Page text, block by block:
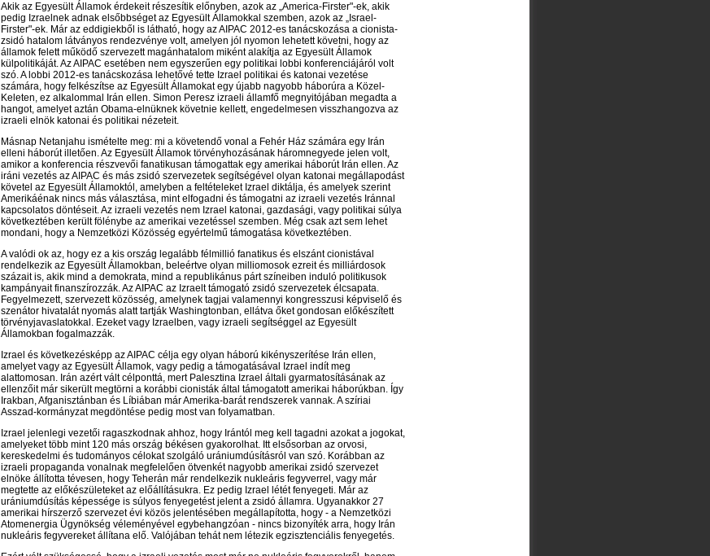
Akik az Egyesült Államok érdekeit részesítik előnyben, azok az „America-Firster"-ek, akik
pedig Izraelnek adnak elsőbbséget az Egyesült Államokkal szemben, azok az „Israel-
Firster"-ek. Már az eddigiekből is látható, hogy az AIPAC 2012-es tanácskozása a cionista-
zsidó hatalom látványos rendezvénye volt, amelyen jól nyomon lehetett követni, hogy az
államok felett működő szervezett magánhatalom miként alakítja az Egyesült Államok
külpolitikáját. Az AIPAC esetében nem egyszerűen egy politikai lobbi konferenciájáról volt
szó. A lobbi 2012-es tanácskozása lehetővé tette Izrael politikai és katonai vezetése
számára, hogy felkészítse az Egyesült Államokat egy újabb nagyobb háborúra a Közel-
Keleten, ez alkalommal Irán ellen. Simon Peresz izraeli államfő megnyitójában megadta a
hangot, amelyet aztán Obama-elnüknek követnie kellett, engedelmesen visszhangozva az
izraeli elnök katonai és politikai nézeteit.
Másnap Netanjahu ismételte meg: mi a követendő vonal a Fehér Ház számára egy Irán
elleni háborút illetően. Az Egyesült Államok törvényhozásának háromnegyede jelen volt,
amikor a konferencia részvevői fanatikusan támogattak egy amerikai háborút Irán ellen. Az
iráni vezetés az AIPAC és más zsidó szervezetek segítségével olyan katonai megállapodást
követel az Egyesült Államoktól, amelyben a feltételeket Izrael diktálja, és amelyek szerint
Amerikáénak nincs más választása, mint elfogadni és támogatni az izraeli vezetés Iránnal
kapcsolatos döntéseit. Az izraeli vezetés nem Izrael katonai, gazdasági, vagy politikai súlya
következtében került fölénybe az amerikai vezetéssel szemben. Még csak azt sem lehet
mondani, hogy a Nemzetközi Közösség egyértelmű támogatása következtében.
A valódi ok az, hogy ez a kis ország legalább félmillió fanatikus és elszánt cionistával
rendelkezik az Egyesült Államokban, beleértve olyan milliomosok ezreit és milliárdosok
százait is, akik mind a demokrata, mind a republikánus párt színeiben induló politikusok
kampányait finanszírozzák. Az AIPAC az Izraelt támogató zsidó szervezetek élcsapata.
Fegyelmezett, szervezett közösség, amelynek tagjai valamennyi kongresszusi képviselő és
szenátor hivatalát nyomás alatt tartják Washingtonban, ellátva őket gondosan előkészített
törvényjavaslatokkal. Ezeket vagy Izraelben, vagy izraeli segítséggel az Egyesült
Államokban fogalmazzák.
Izrael és következésképp az AIPAC célja egy olyan háború kikényszerítése Irán ellen,
amelyet vagy az Egyesült Államok, vagy pedig a támogatásával Izrael indít meg
alattomosan. Irán azért vált célponttá, mert Palesztina Izrael általi gyarmatosításának az
ellenzőit már sikerült megtörni a korábbi cionisták által támogatott amerikai háborúkban. Így
Irakban, Afganisztánban és Líbiában már Amerika-barát rendszerek vannak. A szíriai
Asszad-kormányzat megdöntése pedig most van folyamatban.
Izrael jelenlegi vezetői ragaszkodnak ahhoz, hogy Irántól meg kell tagadni azokat a jogokat,
amelyeket több mint 120 más ország békésen gyakorolhat. Itt elsősorban az orvosi,
kereskedelmi és tudományos célokat szolgáló urániumdúsításról van szó. Korábban az
izraeli propaganda vonalnak megfelelően ötvenkét nagyobb amerikai zsidó szervezet
elnöke állította tévesen, hogy Teherán már rendelkezik nukleáris fegyverrel, vagy már
megtette az előkészületeket az előállításukra. Ez pedig Izrael létét fenyegeti. Már az
urániumdúsítás képessége is súlyos fenyegetést jelent a zsidó államra. Ugyanakkor 27
amerikai hírszerző szervezet évi közös jelentésében megállapította, hogy - a Nemzetközi
Atomenergia Ügynökség véleményével egybehangzóan - nincs bizonyíték arra, hogy Irán
nukleáris fegyvereket állítana elő. Valójában tehát nem létezik egzisztenciális fenyegetés.